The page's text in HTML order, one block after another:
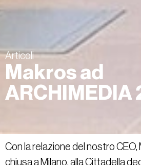
Articoli
Makros ad
ARCHIMEDIA
Con la relazione del nostro CEO,
chiusa a Milano, alla Cittadella